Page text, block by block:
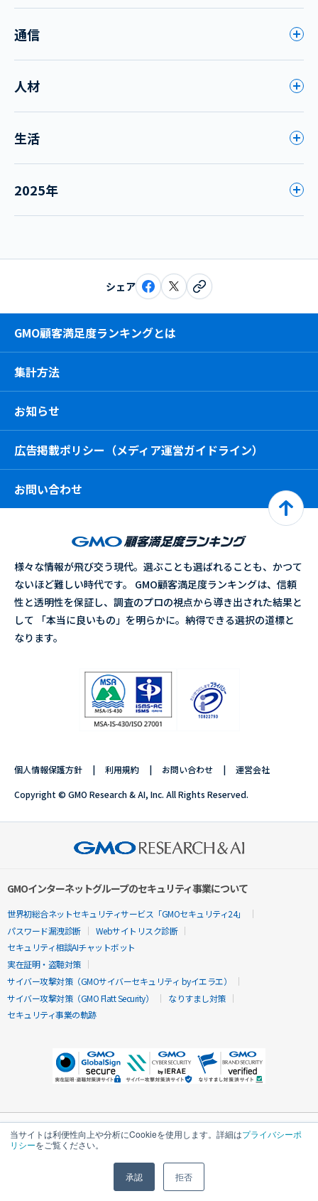
当サイトは利便性向上や分析にCookieを使用します。詳細はプライバシーポ
リシーをご覧ください。
承認 拒否
通信
人材
生活
2025年
シェア
GMO顧客満足度ランキングとは
集計方法
お知らせ
広告掲載ポリシー（メディア運営ガイドライン）
お問い合わせ
様々な情報が飛び交う現代。選ぶことも選ばれることも、かつて
ないほど難しい時代です。 GMO顧客満足度ランキングは、信頼
性と透明性を保証し、調査のプロの視点から導き出された結果と
して 「本当に良いもの」を明らかに。納得できる選択の道標と
なります。
個人情報保護方針 利用規約 お問い合わせ 運営会社
Copyright © GMO Research & AI, Inc. All Rights Reserved.
GMOインターネットグループのセキュリティ事業について
世界初総合ネットセキュリティサービス「GMOセキュリティ24」
パスワード漏洩診断
Webサイトリスク診断
セキュリティ相談AIチャットボット
実在証明・盗聴対策
サイバー攻撃対策（GMOサイバーセキュリティ byイエラエ）
サイバー攻撃対策（GMO Flatt Security）
なりすまし対策
セキュリティ事業の軌跡